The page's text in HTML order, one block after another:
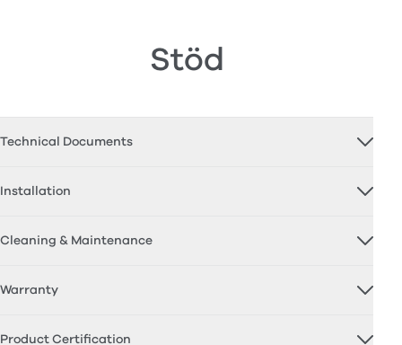
Stöd
Technical Documents
Installation
Cleaning & Maintenance
Warranty
Product Certification